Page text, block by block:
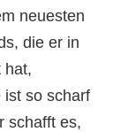
neuesten
die er in
hat,
ist so scharf
schafft es,